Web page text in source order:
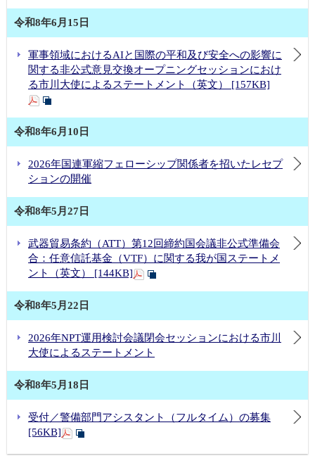
令和8年6月15日
軍事領域におけるAIと国際の平和及び安全への影響に
関する非公式意見交換オープニングセッションにおけ
る市川大使によるステートメント（英文） [157KB]
令和8年6月10日
2026年国連軍縮フェローシップ関係者を招いたレセプ
ションの開催
令和8年5月27日
武器貿易条約（ATT）第12回締約国会議非公式準備会
合：任意信託基金（VTF）に関する我が国ステートメ
ント（英文） [144KB]
令和8年5月22日
2026年NPT運用検討会議閉会セッションにおける市川
大使によるステートメント
令和8年5月18日
受付／警備部門アシスタント（フルタイム）の募集
[56KB]